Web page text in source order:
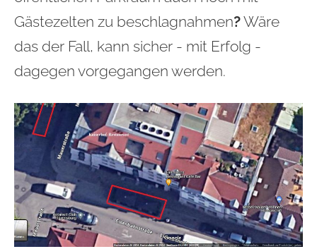
Gästezelten zu beschlagnahmen?Wäre
das der Fall, kann sicher - mit Erfolg -
dagegen vorgegangen werden.